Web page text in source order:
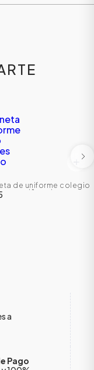
de uniforme colegio
para niño unisex
a
Pago